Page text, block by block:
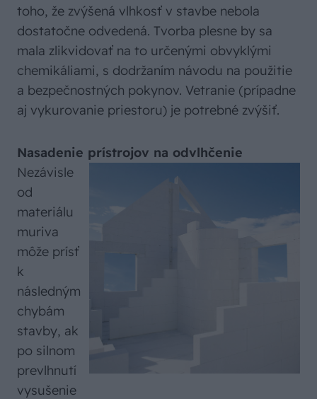
toho, že zvýšená vlhkosť v stavbe nebola
dostatočne odvedená. Tvorba plesne by sa
mala zlikvidovať na to určenými obvyklými
chemikáliami, s dodržaním návodu na použitie
a bezpečnostných pokynov. Vetranie (prípadne
aj vykurovanie priestoru) je potrebné zvýšiť.
Nasadenie prístrojov na odvlhčenie
Nezávisle
od
materiálu
muriva
môže prísť
k
následným
chybám
stavby, ak
po silnom
prevlhnutí
vysušenie